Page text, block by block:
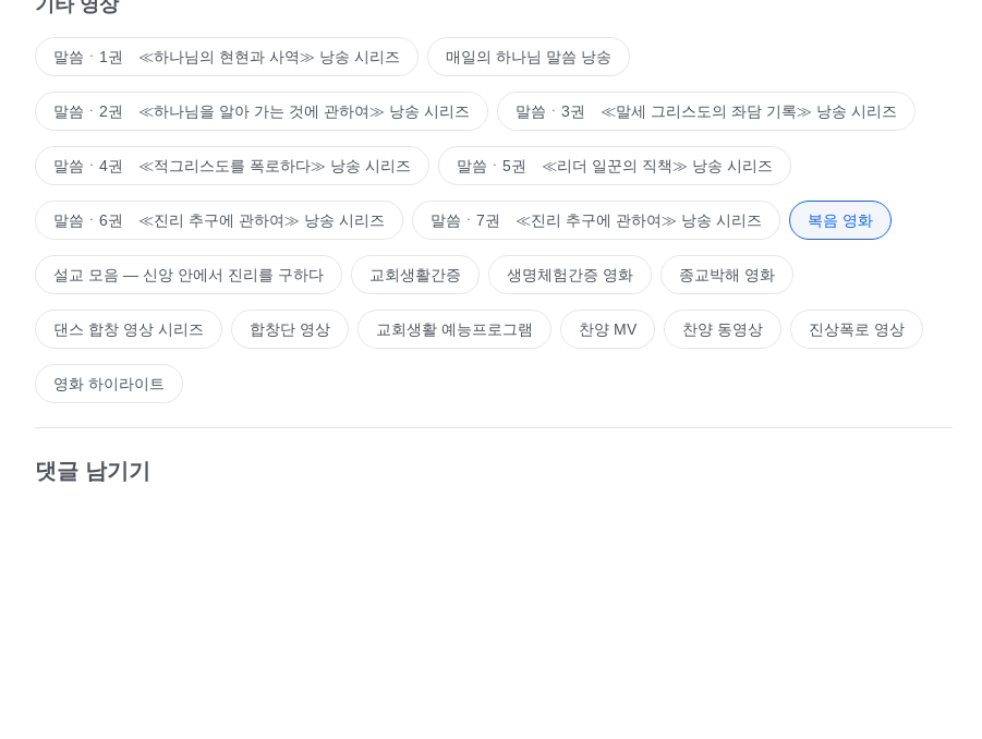
말씀ㆍ1권 ≪하나님의 현현과 사역≫ 낭송 시리즈 매일의 하나님 말씀 낭송
말씀ㆍ2권 ≪하나님을 알아 가는 것에 관하여≫ 낭송 시리즈 말씀ㆍ3권 ≪말세 그리스도의 좌담 기록≫ 낭송 시리즈
말씀ㆍ4권 ≪적그리스도를 폭로하다≫ 낭송 시리즈 말씀ㆍ5권 ≪리더 일꾼의 직책≫ 낭송 시리즈
말씀ㆍ6권 ≪진리 추구에 관하여≫ 낭송 시리즈 말씀ㆍ7권 ≪진리 추구에 관하여≫ 낭송 시리즈 복음 영화
설교 모음 ― 신앙 안에서 진리를 구하다 교회생활간증 생명체험간증 영화 종교박해 영화
댄스 합창 영상 시리즈 합창단 영상 교회생활 예능프로그램 찬양 MV 찬양 동영상 진상폭로 영상
영화 하이라이트
댓글 남기기